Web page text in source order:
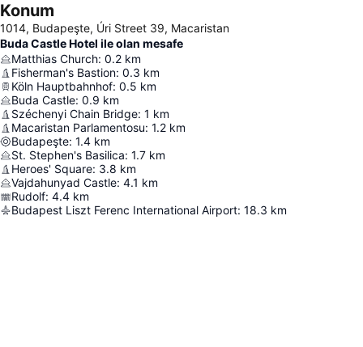
Konum
1014, Budapeşte, Úri Street 39, Macaristan
Buda Castle Hotel ile olan mesafe
Matthias Church: 0.2 km
Fisherman's Bastion: 0.3 km
Köln Hauptbahnhof: 0.5 km
Buda Castle: 0.9 km
Széchenyi Chain Bridge: 1 km
Macaristan Parlamentosu: 1.2 km
Budapeşte: 1.4 km
St. Stephen's Basilica: 1.7 km
Heroes' Square: 3.8 km
Vajdahunyad Castle: 4.1 km
Rudolf: 4.4 km
Budapest Liszt Ferenc International Airport: 18.3 km